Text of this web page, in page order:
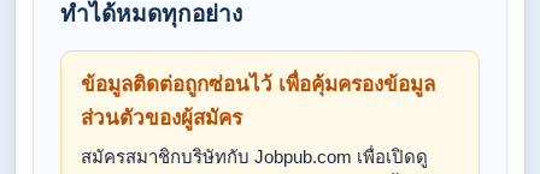
ทำได้หมดทุกอย่าง
ข้อมูลติดต่อถูกซ่อนไว้ เพื่อคุ้มครองข้อมูล
ส่วนตัวของผู้สมัคร
สมัครสมาชิกบริษัทกับ Jobpub.com เพื่อเปิดดู